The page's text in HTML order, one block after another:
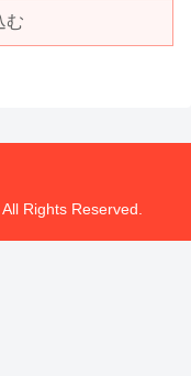
む
Rights Reserved.